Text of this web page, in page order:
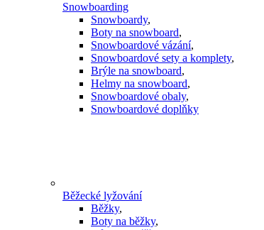
Snowboarding
Snowboardy,
Boty na snowboard,
Snowboardové vázání,
Snowboardové sety a komplety,
Brýle na snowboard,
Helmy na snowboard,
Snowboardové obaly,
Snowboardové doplňky
Běžecké lyžování
Běžky,
Boty na běžky,